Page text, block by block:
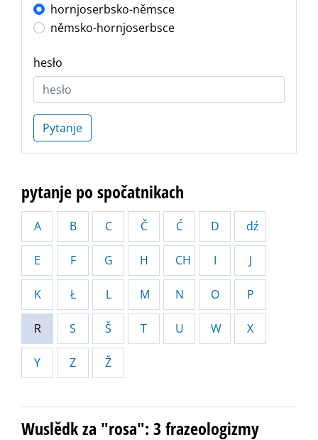
hornjoserbsko-němsce
němsko-hornjoserbsce
hesło
Pytanje
pytanje po spočatnikach
A B C Č Ć D dź
E F G H CH I J
K Ł L M N O P
R S Š T U W X
Y Z Ž
Wuslědk za "rosa": 3 frazeologizmy